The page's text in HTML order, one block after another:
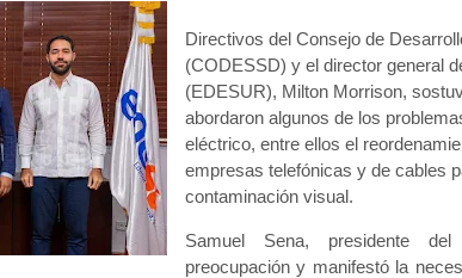
Directivos del Consejo de
(CODESSD) y el director general
(EDESUR), Milton Morrison,
abordaron algunos de los
eléctrico, entre ellos el
empresas telefónicas y de cables
contaminación visual.
Samuel Sena, presidente
preocupación y manifestó la